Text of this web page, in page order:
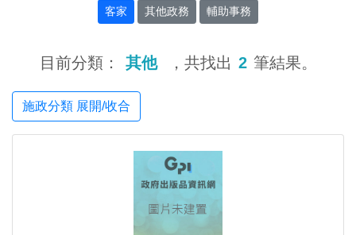
客家 其他政務 輔助事務
目前分類： 其他 ，共找出 2 筆結果。
施政分類 展開/收合